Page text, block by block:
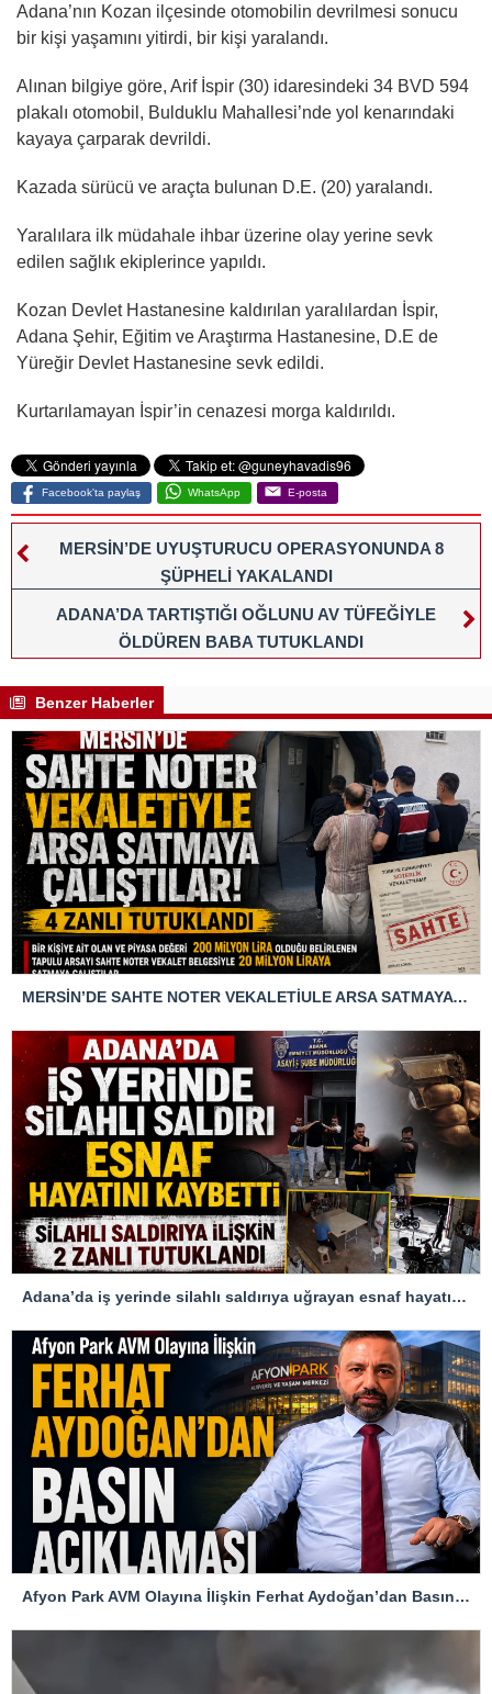
Adana’nın Kozan ilçesinde otomobilin devrilmesi sonucu
bir kişi yaşamını yitirdi, bir kişi yaralandı.
Alınan bilgiye göre, Arif İspir (30) idaresindeki 34 BVD 594
plakalı otomobil, Bulduklu Mahallesi’nde yol kenarındaki
kayaya çarparak devrildi.
Kazada sürücü ve araçta bulunan D.E. (20) yaralandı.
Yaralılara ilk müdahale ihbar üzerine olay yerine sevk
edilen sağlık ekiplerince yapıldı.
Kozan Devlet Hastanesine kaldırılan yaralılardan İspir,
Adana Şehir, Eğitim ve Araştırma Hastanesine, D.E de
Yüreğir Devlet Hastanesine sevk edildi.
Kurtarılamayan İspir’in cenazesi morga kaldırıldı.
Facebook'ta paylaş WhatsApp E-posta
MERSİN’DE UYUŞTURUCU OPERASYONUNDA 8
ŞÜPHELİ YAKALANDI
ADANA’DA TARTIŞTIĞI OĞLUNU AV TÜFEĞİYLE
ÖLDÜREN BABA TUTUKLANDI
Benzer Haberler
MERSİN’DE SAHTE NOTER VEKALETİULE ARSA SATMAYA ÇALIŞTIRLAR
Adana’da iş yerinde silahlı saldırıya uğrayan esnaf hayatını kaybetti
Afyon Park AVM Olayına İlişkin Ferhat Aydoğan’dan Basın Açıklaması